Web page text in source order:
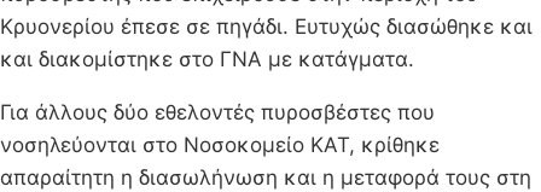
Κρυονερίου έπεσε σε πηγάδι. Ευτυχώς διασώθηκε και
και διακομίστηκε στο ΓΝΑ με κατάγματα.
Για άλλους δύο εθελοντές πυροσβέστες που
νοσηλεύονται στο Νοσοκομείο ΚΑΤ, κρίθηκε
απαραίτητη η διασωλήνωση και η μεταφορά τους στη